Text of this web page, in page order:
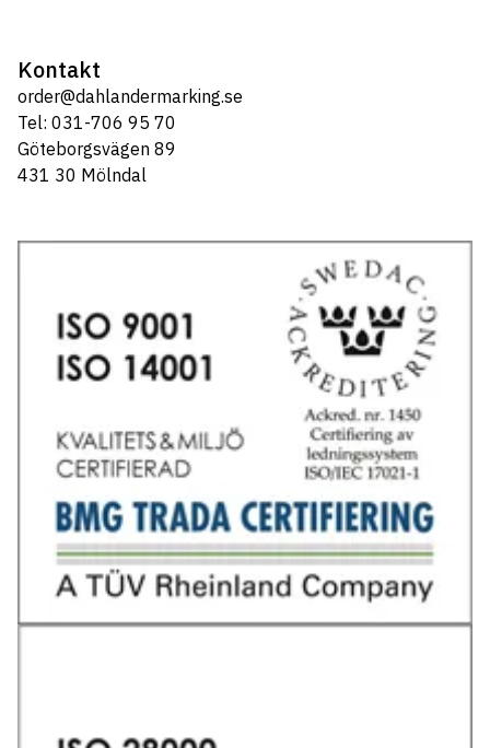
Kontakt
order@dahlandermarking.se
Tel: 031-706 95 70
Göteborgsvägen 89
431 30 Mölndal